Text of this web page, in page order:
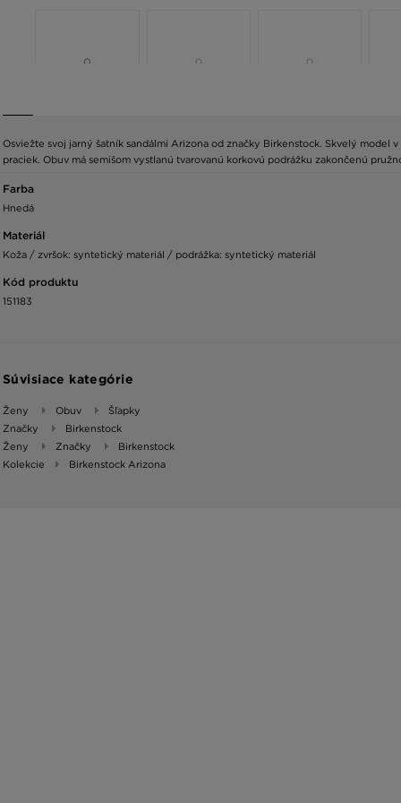
Osviežte svoj jarný šatník sandálmi Arizona od značky Birkenstock. Skvelý model
praciek. Obuv má semišom vystlanú tvarovanú korkovú podrážku zakončenú
Farba
Hnedá
Materiál
Koža / zvršok: syntetický materiál / podrážka: syntetický materiál
Kód produktu
151183
Súvisiace kategórie
Ženy Obuv
Šľapky
Značky
Birkenstock
Ženy
Značky
Birkenstock
Kolekcie
Birkenstock Arizona